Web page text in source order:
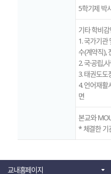
5학기제 박
기타 학비감
1. 국가기관
수(계약직),
2. 국·공립,
3. 태권도도
4. 언어재활
면
본교와
* 체결한 기
교내홈페이지